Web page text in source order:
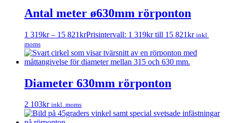
Antal meter ø630mm rörponton
1 319kr – 15 821krPrisintervall: 1 319kr till 15 821kr inkl.
moms
Diameter 630mm rörponton
2 103kr inkl. moms